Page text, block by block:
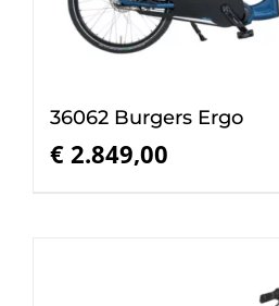
36062 Burgers Ergo
€ 2.849,00